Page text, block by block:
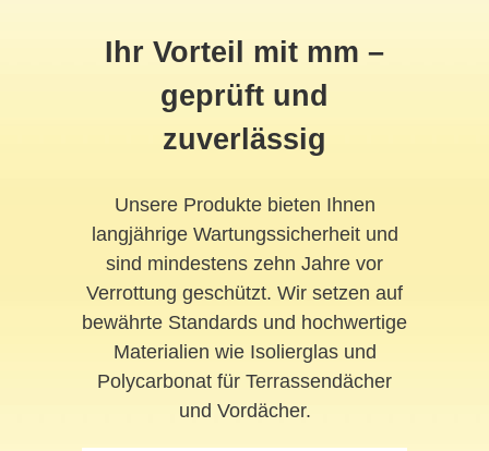
Ihr Vorteil mit mm –
geprüft und
zuverlässig
Unsere Produkte bieten Ihnen
langjährige Wartungssicherheit und
sind mindestens zehn Jahre vor
Verrottung geschützt. Wir setzen auf
bewährte Standards und hochwertige
Materialien wie Isolierglas und
Polycarbonat für Terrassendächer
und Vordächer.